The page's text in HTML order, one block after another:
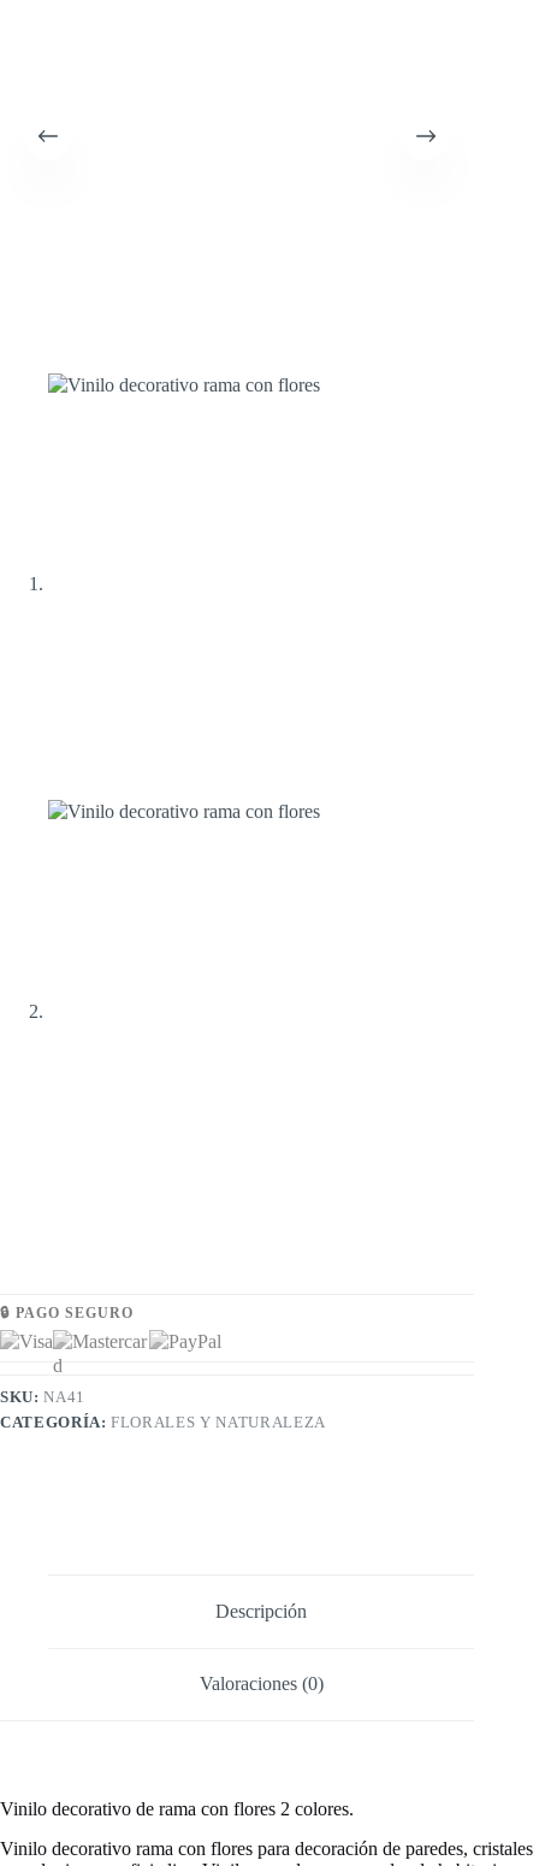
🔒 PAGO SEGURO
SKU:NA41
CATEGORÍA:FLORALES Y NATURALEZA
Descripción
Valoraciones (0)
Vinilo decorativo de rama con flores 2 colores.
Vinilo decorativo rama con flores para decoración de paredes, cristales